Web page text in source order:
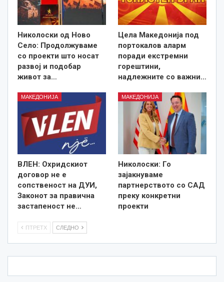
Николоски од Ново
Село: Продолжуваме
со проекти што носат
развој и подобар
живот за…
Цела Македонија под
портокалов аларм
поради екстремни
горештини,
надлежните со важни…
МАКЕДОНИЈА
ВЛЕН: Охридскиот
договор не е
сопственост на ДУИ,
Законот за правична
застапеност не…
МАКЕДОНИЈА
Николоски: Го
зајакнуваме
партнерството со САД
преку конкретни
проекти
ПТРЕТХ СЛЕДНО